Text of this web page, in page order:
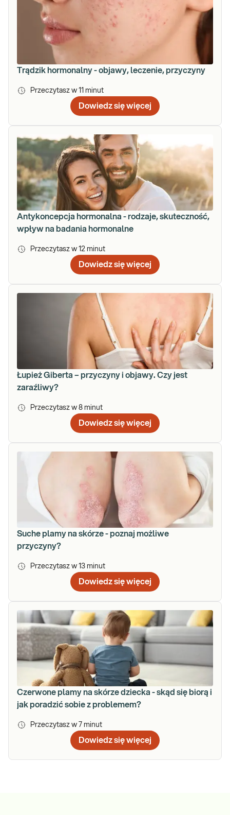
Trądzik hormonalny - objawy, leczenie, przyczyny
Przeczytasz w 11 minut
Dowiedz się więcej
Antykoncepcja hormonalna - rodzaje, skuteczność,
wpływ na badania hormonalne
Przeczytasz w 12 minut
Dowiedz się więcej
Łupież Giberta – przyczyny i objawy. Czy jest
zaraźliwy?
Przeczytasz w 8 minut
Dowiedz się więcej
Suche plamy na skórze - poznaj możliwe
przyczyny?
Przeczytasz w 13 minut
Dowiedz się więcej
Czerwone plamy na skórze dziecka - skąd się biorą i
jak poradzić sobie z problemem?
Przeczytasz w 7 minut
Dowiedz się więcej